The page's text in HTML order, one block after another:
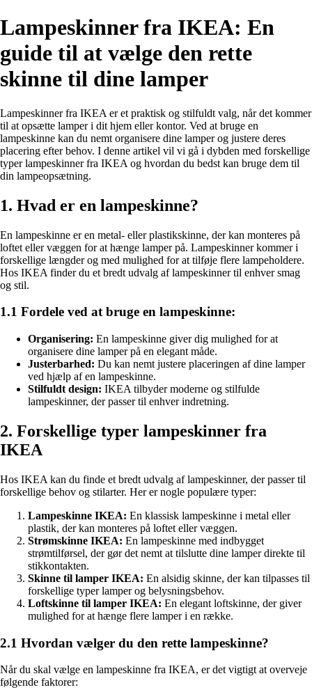
Lampeskinner fra IKEA: En
guide til at vælge den rette
skinne til dine lamper
Lampeskinner fra IKEA er et praktisk og stilfuldt valg, når det kommer
til at opsætte lamper i dit hjem eller kontor. Ved at bruge en
lampeskinne kan du nemt organisere dine lamper og justere deres
placering efter behov. I denne artikel vil vi gå i dybden med forskellige
typer lampeskinner fra IKEA og hvordan du bedst kan bruge dem til
din lampeopsætning.
1. Hvad er en lampeskinne?
En lampeskinne er en metal- eller plastikskinne, der kan monteres på
loftet eller væggen for at hænge lamper på. Lampeskinner kommer i
forskellige længder og med mulighed for at tilføje flere lampeholdere.
Hos IKEA finder du et bredt udvalg af lampeskinner til enhver smag
og stil.
1.1 Fordele ved at bruge en lampeskinne:
Organisering: En lampeskinne giver dig mulighed for at
organisere dine lamper på en elegant måde.
Justerbarhed: Du kan nemt justere placeringen af dine lamper
ved hjælp af en lampeskinne.
Stilfuldt design: IKEA tilbyder moderne og stilfulde
lampeskinner, der passer til enhver indretning.
2. Forskellige typer lampeskinner fra
IKEA
Hos IKEA kan du finde et bredt udvalg af lampeskinner, der passer til
forskellige behov og stilarter. Her er nogle populære typer:
Lampeskinne IKEA: En klassisk lampeskinne i metal eller
plastik, der kan monteres på loftet eller væggen.
Strømskinne IKEA: En lampeskinne med indbygget
strømtilførsel, der gør det nemt at tilslutte dine lamper direkte til
stikkontakten.
Skinne til lamper IKEA: En alsidig skinne, der kan tilpasses til
forskellige typer lamper og belysningsbehov.
Loftskinne til lamper IKEA: En elegant loftskinne, der giver
mulighed for at hænge flere lamper i en række.
2.1 Hvordan vælger du den rette lampeskinne?
Når du skal vælge en lampeskinne fra IKEA, er det vigtigt at overveje
følgende faktorer: